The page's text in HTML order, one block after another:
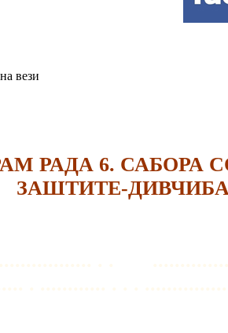
вези
РАДА 6. САБОРА
ЗАШТИТЕ-